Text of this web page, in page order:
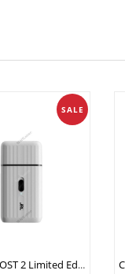
SALE
Combo Tông Đơ JRL GHOST 2 Limited Edition Chính Hãng USA